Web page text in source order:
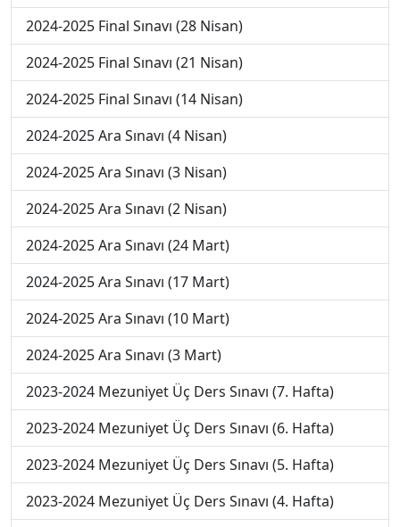
2024-2025 Final Sınavı (28 Nisan)
2024-2025 Final Sınavı (21 Nisan)
2024-2025 Final Sınavı (14 Nisan)
2024-2025 Ara Sınavı (4 Nisan)
2024-2025 Ara Sınavı (3 Nisan)
2024-2025 Ara Sınavı (2 Nisan)
2024-2025 Ara Sınavı (24 Mart)
2024-2025 Ara Sınavı (17 Mart)
2024-2025 Ara Sınavı (10 Mart)
2024-2025 Ara Sınavı (3 Mart)
2023-2024 Mezuniyet Üç Ders Sınavı (7. Hafta)
2023-2024 Mezuniyet Üç Ders Sınavı (6. Hafta)
2023-2024 Mezuniyet Üç Ders Sınavı (5. Hafta)
2023-2024 Mezuniyet Üç Ders Sınavı (4. Hafta)